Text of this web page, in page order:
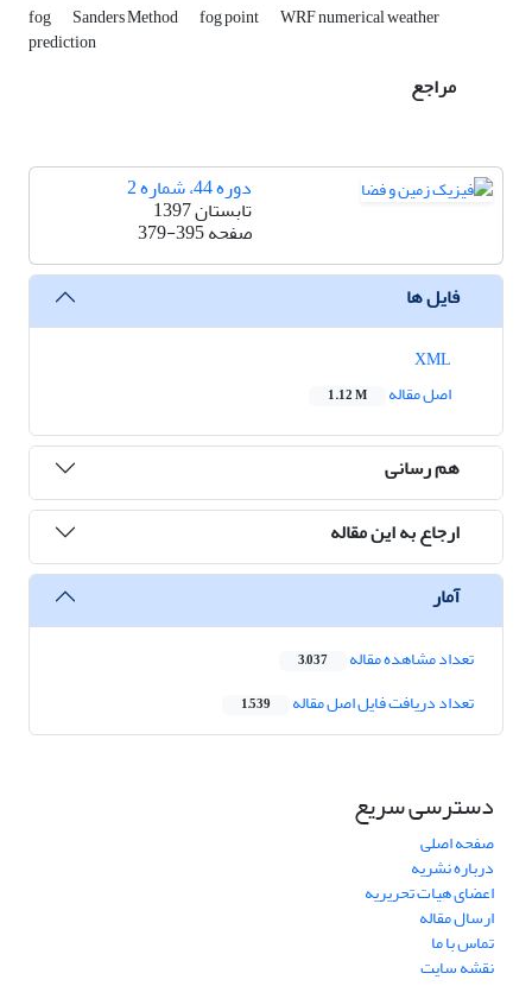
fog Sanders Method fog point WRF numerical weather
prediction
مراجع
دوره 44، شماره 2
تابستان 1397
صفحه379-395
فایل ها
اصل مقاله
1.12 M
هم رسانی
ارجاع به این مقاله
آمار
تعداد مشاهده مقاله 3,037
تعداد دریافت فایل اصل مقاله 1,539
دسترسی سریع
صفحه اصلی
درباره نشریه
اعضای هیات تحریریه
ارسال مقاله
تماس با ما
نقشه سایت